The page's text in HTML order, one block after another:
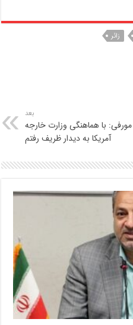
زائر
بعد
مورفی: با هماهنگی وزارت خارجه
آمریکا به دیدار ظریف رفتم